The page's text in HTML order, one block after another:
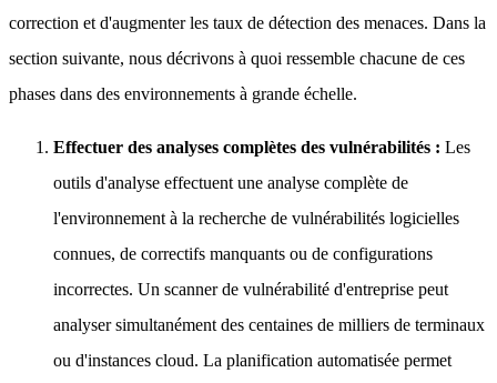
correction et d'augmenter les taux de détection des menaces. Dans la
section suivante, nous décrivons à quoi ressemble chacune de ces
phases dans des environnements à grande échelle.
Effectuer des analyses complètes des vulnérabilités : Les
outils d'analyse effectuent une analyse complète de
l'environnement à la recherche de vulnérabilités logicielles
connues, de correctifs manquants ou de configurations
incorrectes. Un scanner de vulnérabilité d'entreprise peut
analyser simultanément des centaines de milliers de terminaux
ou d'instances cloud. La planification automatisée permet